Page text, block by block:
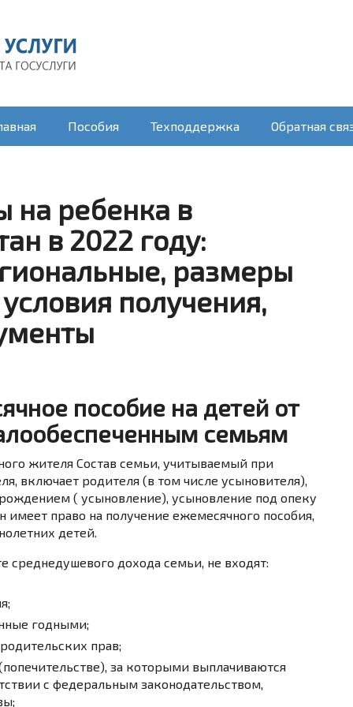
Пособия Техподдержка Обратная
на ребенка в
в 2022 году:
размеры
получения,
пособие на детей от
семьям
жителя Состав семьи, учитываемый при
включает родителя (в том числе усыновителя),
( усыновление), усыновление под опеку
имеет право на получение ежемесячного пособия,
детей.
среднедушевого дохода семьи, не входят:
годными;
прав;
за которыми выплачиваются
с федеральным законодательством,